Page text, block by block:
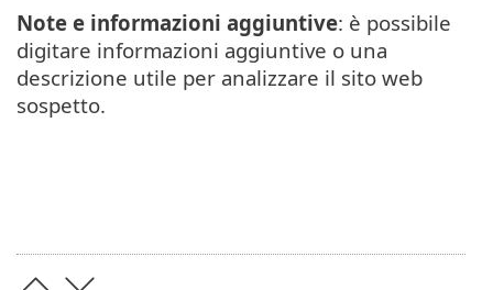
Note e informazioni aggiuntive: è possibile
digitare informazioni aggiuntive o una
descrizione utile per analizzare il sito web
sospetto.